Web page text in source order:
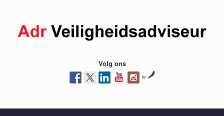
inhoud
Volg ons
by